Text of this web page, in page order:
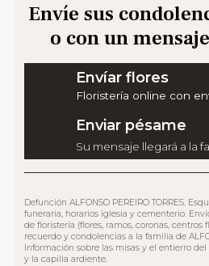
Envíe sus
o con un
Envíar flores
Floristería online con
Enviar pésame
Su mensaje llegará a la
Defunción ALFONSO PEREIRO TORRES.
funeraria, horarios iglesia y cementerio.
de floristería (flores, ramos, coronas,
recuerdo y condolencias a la familia de
Información sobre las misas y el entierro
y la capilla ardiente.